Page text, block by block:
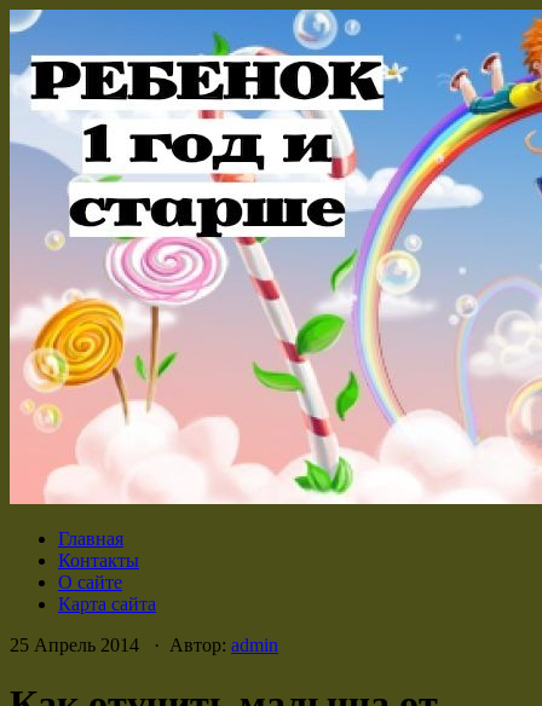
Главная
Контакты
О сайте
Карта сайта
25 Апрель 2014 · Автор: admin